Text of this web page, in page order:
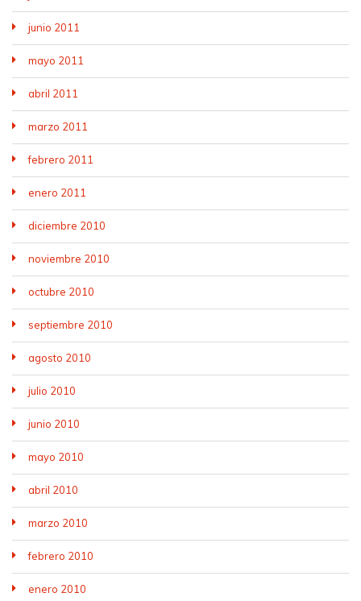
junio 2011
mayo 2011
abril 2011
marzo 2011
febrero 2011
enero 2011
diciembre 2010
noviembre 2010
octubre 2010
septiembre 2010
agosto 2010
julio 2010
junio 2010
mayo 2010
abril 2010
marzo 2010
febrero 2010
enero 2010